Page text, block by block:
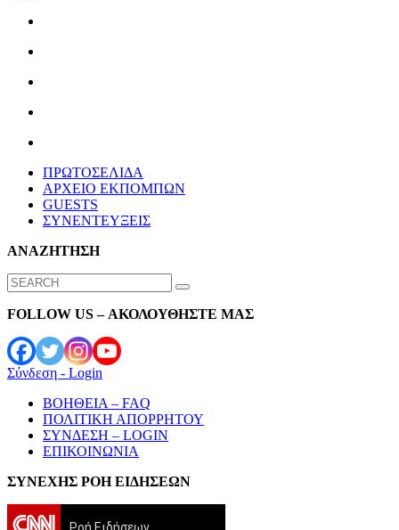
ΠΡΩΤΟΣΕΛΙΔΑ
ΑΡΧΕΙΟ ΕΚΠΟΜΠΩΝ
GUESTS
ΣΥΝΕΝΤΕΥΞΕΙΣ
ΑΝΑΖΗΤΗΣΗ
Search
for:
FOLLOW US – ΑΚΟΛΟΥΘΗΣΤΕ ΜΑΣ
Σύνδεση - Login
ΒΟΗΘΕΙΑ – FAQ
ΠΟΛΙΤΙΚΗ ΑΠΟΡΡΗΤΟΥ
ΣΥΝΔΕΣΗ – LOGIN
ΕΠΙΚΟΙΝΩΝΙΑ
ΣΥΝΕΧΗΣ ΡΟΗ ΕΙΔΗΣΕΩΝ